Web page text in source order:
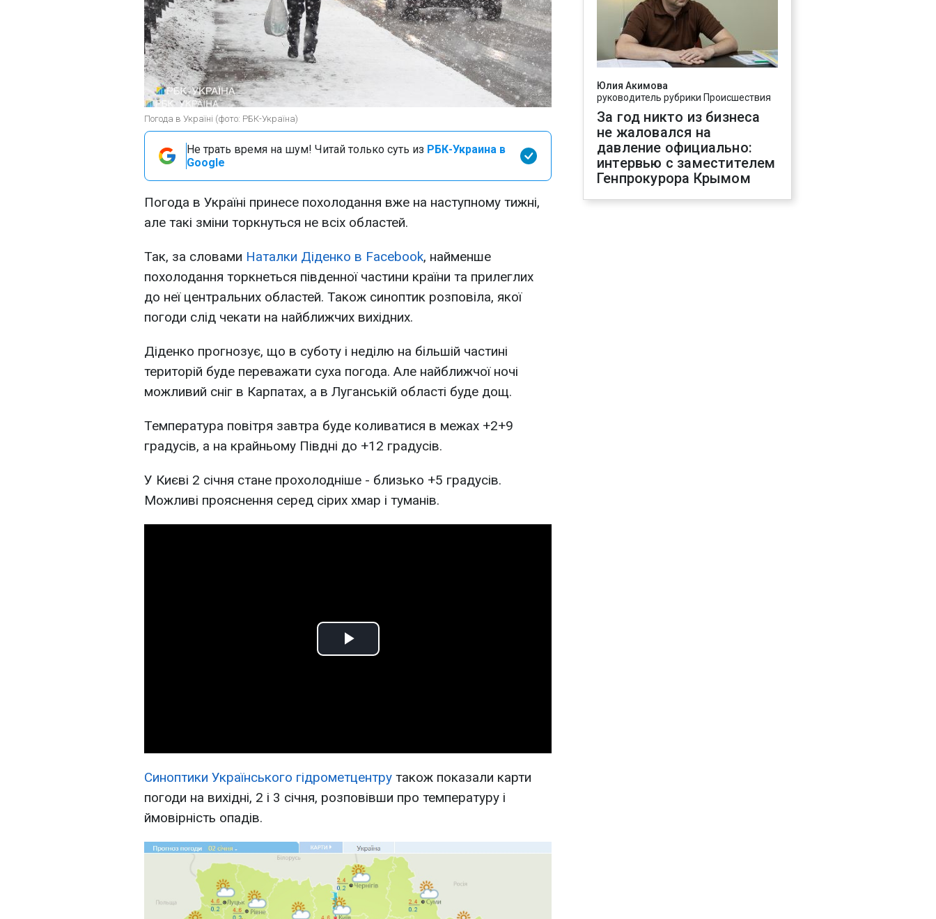
Погода в Україні (фото: РБК-Україна)
Не трать время на шум! Читай только суть из РБК-Украина в
Google
Погода в Україні принесе похолодання вже на наступному тижні,
але такі зміни торкнуться не всіх областей.
Так, за словами Наталки Діденко в Facebook, найменше
похолодання торкнеться південної частини країни та прилеглих
до неї центральних областей. Також синоптик розповіла, якої
погоди слід чекати на найближчих вихідних.
Діденко прогнозує, що в суботу і неділю на більшій частині
територій буде переважати суха погода. Але найближчої ночі
можливий сніг в Карпатах, а в Луганській області буде дощ.
Температура повітря завтра буде коливатися в межах +2+9
градусів, а на крайньому Півдні до +12 градусів.
У Києві 2 січня стане прохолодніше - близько +5 градусів.
Можливі прояснення серед сірих хмар і туманів.
Play
Синоптики Українського гідрометцентру також показали карти
погоди на вихідні, 2 і 3 січня, розповівши про температуру і
ймовірність опадів.
Юлия Акимова
руководитель рубрики Происшествия
За год никто из бизнеса
не жаловался на
давление официально:
интервью с заместителем
Генпрокурора Крымом